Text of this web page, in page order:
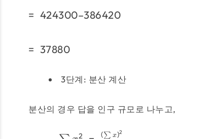
= 424300–386420
= 37880
3단계: 분산 계산
분산의 경우 답을 인구 규모로 나누고,
2 (∑ x)2